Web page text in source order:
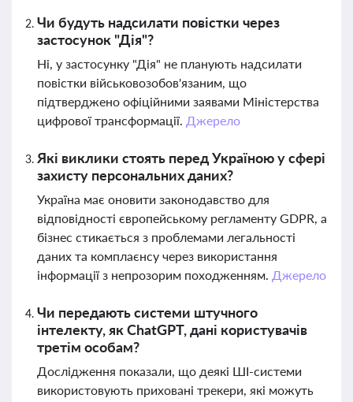
Чи будуть надсилати повістки через
застосунок "Дія"?
Ні, у застосунку "Дія" не планують надсилати
повістки військовозобов'язаним, що
підтверджено офіційними заявами Міністерства
цифрової трансформації. Джерело
Які виклики стоять перед Україною у сфері
захисту персональних даних?
Україна має оновити законодавство для
відповідності європейському регламенту GDPR, а
бізнес стикається з проблемами легальності
даних та комплаєнсу через використання
інформації з непрозорим походженням. Джерело
Чи передають системи штучного
інтелекту, як ChatGPT, дані користувачів
третім особам?
Дослідження показали, що деякі ШІ-системи
використовують приховані трекери, які можуть